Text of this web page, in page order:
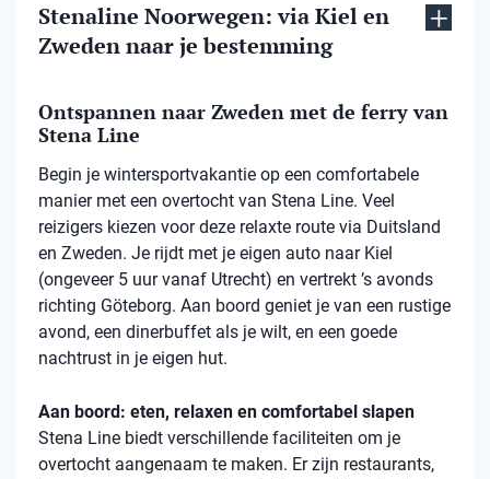
Stenaline Noorwegen: via Kiel en
Zweden naar je bestemming
Ontspannen naar Zweden met de ferry van
Stena Line
Begin je wintersportvakantie op een comfortabele
manier met een overtocht van Stena Line. Veel
reizigers kiezen voor deze relaxte route via Duitsland
en Zweden. Je rijdt met je eigen auto naar Kiel
(ongeveer 5 uur vanaf Utrecht) en vertrekt ’s avonds
richting Göteborg. Aan boord geniet je van een rustige
avond, een dinerbuffet als je wilt, en een goede
nachtrust in je eigen hut.
Aan boord: eten, relaxen en comfortabel slapen
Stena Line biedt verschillende faciliteiten om je
overtocht aangenaam te maken. Er zijn restaurants,